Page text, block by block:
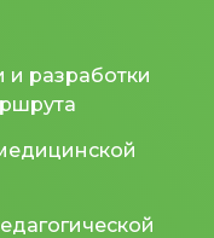
и разработки